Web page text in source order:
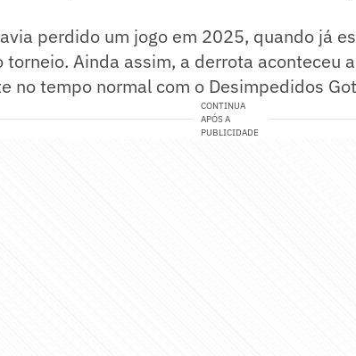
perdido um jogo em 2025, quando já
torneio. Ainda assim, a derrota aconteceu
no tempo normal com o Desimpedidos
CONTINUA
APÓS A
PUBLICIDADE